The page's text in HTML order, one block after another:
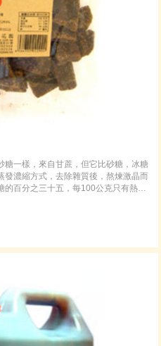
一樣，來自甘蔗，但它比砂糖，冰糖
濃縮方式，去除雜質後，熬煉激晶而
百分之三十五，每100公克只有熱量